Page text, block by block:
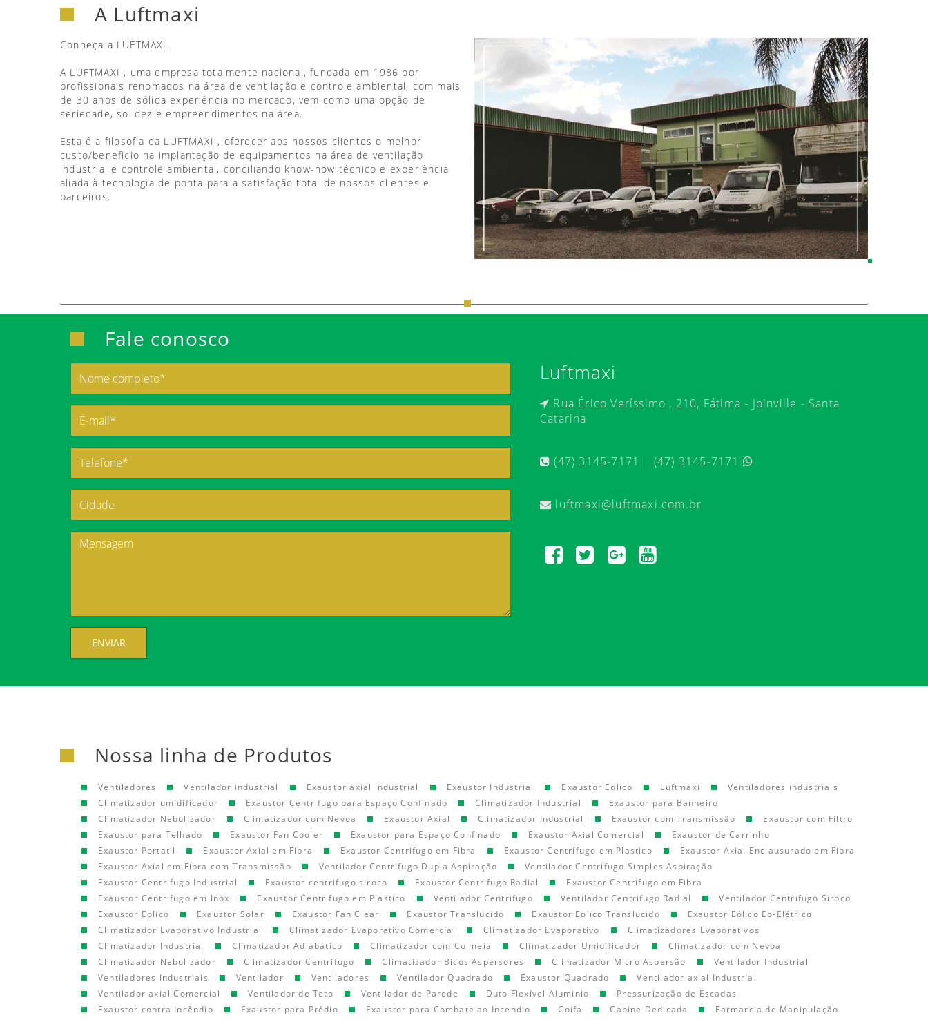
A Luftmaxi
Conheça a LUFTMAXI.
A LUFTMAXI , uma empresa totalmente nacional, fundada em 1986 por
profissionais renomados na área de ventilação e controle ambiental, com mais
de 30 anos de sólida experiência no mercado, vem como uma opção de
seriedade, solidez e empreendimentos na área.
Esta é a filosofia da LUFTMAXI , oferecer aos nossos clientes o melhor
custo/beneficio na implantação de equipamentos na área de ventilação
industrial e controle ambiental, conciliando know-how técnico e experiência
aliada à tecnologia de ponta para a satisfação total de nossos clientes e
parceiros.
Fale conosco
ENVIAR
Luftmaxi
Rua Érico Veríssimo , 210, Fátima - Joinville - Santa
Catarina
(47) 3145-7171 | (47) 3145-7171
luftmaxi@luftmaxi.com.br
Nossa linha de Produtos
Ventiladores Ventilador industrial Exaustor axial industrial Exaustor Industrial Exaustor Eolico Luftmaxi
Ventiladores industriais
Climatizador umidificador
Exaustor Centrifugo para Espaço Confinado Climatizador Industrial
Exaustor para Banheiro
Climatizador Nebulizador
Climatizador com Nevoa Exaustor Axial Climatizador Industrial Exaustor com Transmissão
Exaustor com Filtro
Exaustor para Telhado
Exaustor Fan Cooler Exaustor para Espaço Confinado Exaustor Axial Comercial
Exaustor de Carrinho
Exaustor Portatil
Exaustor Axial em Fibra Exaustor Centrifugo em Fibra Exaustor Centrifugo em Plastico
Exaustor Axial Enclausurado em Fibra
Exaustor Axial em Fibra com Transmissão
Ventilador Centrifugo Dupla Aspiração
Ventilador Centrifugo Simples Aspiração
Exaustor Centrifugo Industrial
Exaustor centrifugo siroco Exaustor Centrifugo Radial
Exaustor Centrifugo em Fibra
Exaustor Centrifugo em Inox
Exaustor Centrifugo em Plastico Ventilador Centrifugo Ventilador Centrifugo Radial
Ventilador Centrifugo Siroco
Exaustor Eolico
Exaustor Solar Exaustor Fan Clear Exaustor Translucido Exaustor Eolico Translucido
Exaustor Eólico Eo-Elétrico
Climatizador Evaporativo Industrial
Climatizador Evaporativo Comercial Climatizador Evaporativo
Climatizadores Evaporativos
Climatizador Industrial
Climatizador Adiabatico Climatizador com Colmeia Climatizador Umidificador
Climatizador com Nevoa
Climatizador Nebulizador
Climatizador Centrifugo Climatizador Bicos Aspersores Climatizador Micro Aspersão
Ventilador Industrial
Ventiladores Industriais
Ventilador Ventiladores Ventilador Quadrado Exaustor Quadrado
Ventilador axial Industrial
Ventilador axial Comercial
Ventilador de Teto Ventilador de Parede Duto Flexível Aluminio
Pressurização de Escadas
Exaustor contra Incêndio
Exaustor para Prédio Exaustor para Combate ao Incendio Coifa Cabine Dedicada
Farmarcia de Manipulação